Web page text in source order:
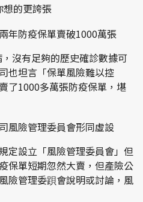
的更誇張
年防疫保單賣破1000萬張
沒有足夠的歷史確診數據可
也坦言「保單風險難以控
了1000多萬張防疫保單，堪
風險管理委員會形同虛設
定設立「風險管理委員會」但
保單短期忽然大賣，但產險公
險管理委䟺會說明或討論，風